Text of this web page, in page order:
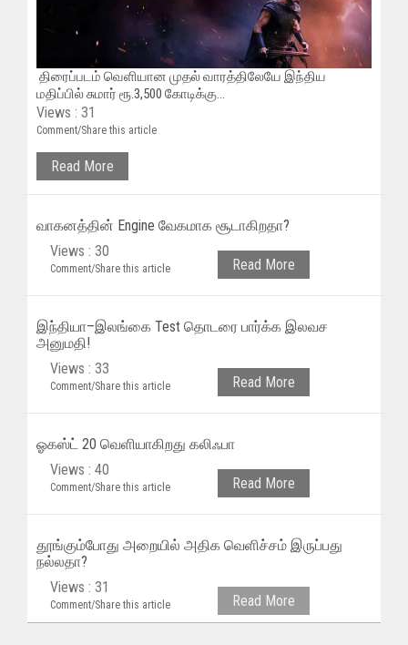
திரைப்படம் வெளியான முதல் வாரத்திலேயே இந்திய
மதிப்பில் சுமார் ரூ.3,500 கோடிக்கு...
Views : 31
Comment/Share this article
Read More
வாகனத்தின் Engine வேகமாக சூடாகிறதா?
Views : 30
Comment/Share this article Read More
இந்தியா–இலங்கை Test தொடரை பார்க்க இலவச
அனுமதி!
Views : 33
Comment/Share this article Read More
ஓகஸ்ட் 20 வெளியாகிறது கலிஃபா
Views : 40
Comment/Share this article Read More
தூங்கும்போது அறையில் அதிக வெளிச்சம் இருப்பது
நல்லதா?
Views : 31
Comment/Share this article Read More